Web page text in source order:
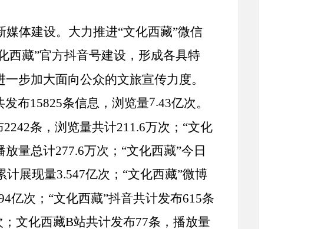
媒体建设。大力推进“文化西藏”微信
西藏”官方抖音号建设，形成各具特
一步加大面向公众的文旅宣传力度。
发布15825条信息，浏览量7.43亿次。
2242条，浏览量共计211.6万次；“文化
放量总计277.6万次；“文化西藏”今日
计展现量3.547亿次；“文化西藏”微博
亿次；“文化西藏”抖音共计发布615条
；文化西藏B站共计发布77条，播放量